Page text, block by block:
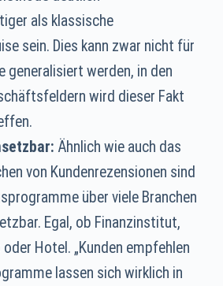
als klassische
sein. Dies kann zwar nicht für
generalisiert werden, in den
wird dieser Fakt
Ähnlich wie auch das
von Kundenrezensionen sind
über viele Branchen
Egal, ob Finanzinstitut,
oder Hotel. „Kunden empfehlen
lassen sich wirklich in